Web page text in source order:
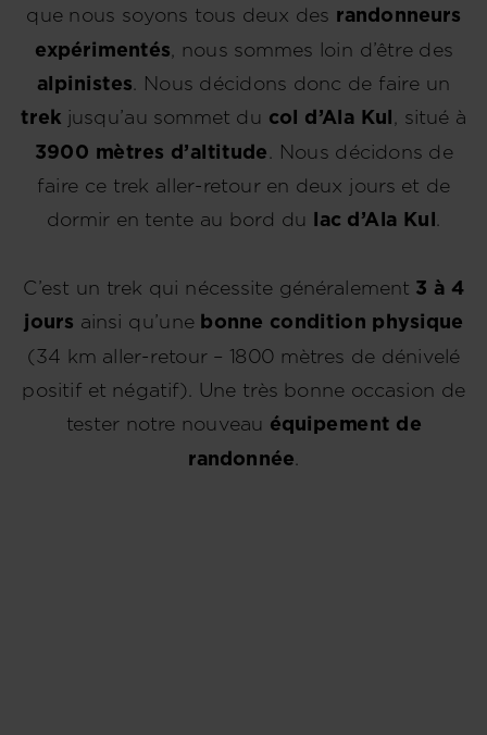
que nous soyons tous deux des randonneurs
expérimentés, nous sommes loin d’être des
alpinistes. Nous décidons donc de faire un
trek jusqu’au sommet du col d’Ala Kul, situé à
3900 mètres d’altitude. Nous décidons de
faire ce trek aller-retour en deux jours et de
dormir en tente au bord du lac d’Ala Kul.
C’est un trek qui nécessite généralement 3 à 4
jours ainsi qu’une bonne condition physique
(34 km aller-retour – 1800 mètres de dénivelé
positif et négatif). Une très bonne occasion de
tester notre nouveau équipement de
randonnée.